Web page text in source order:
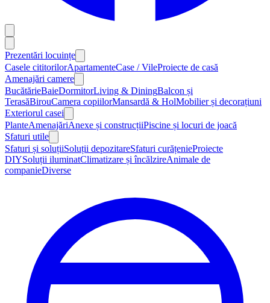
Prezentări locuințe
Casele cititorilorApartamenteCase / VileProiecte de casă
Amenajări camere
BucătărieBaieDormitorLiving & DiningBalcon și
TerasăBirouCamera copiilorMansardă & HolMobilier și decorațiuni
Exteriorul casei
PlanteAmenajăriAnexe și construcțiiPiscine și locuri de joacă
Sfaturi utile
Sfaturi și soluțiiSoluții depozitareSfaturi curățenieProiecte
DIYSoluții iluminatClimatizare și încălzireAnimale de
companieDiverse